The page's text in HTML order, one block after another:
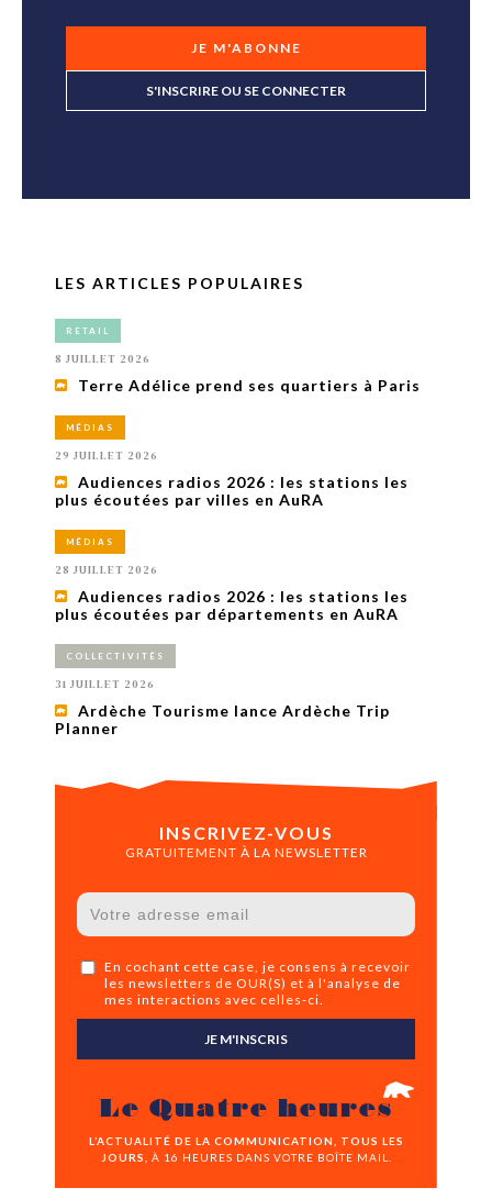
JE M'ABONNE
S'INSCRIRE OU SE CONNECTER
LES ARTICLES POPULAIRES
RETAIL
8 JUILLET 2026
Terre Adélice prend ses quartiers à Paris
MÉDIAS
29 JUILLET 2026
Audiences radios 2026 : les stations les
plus écoutées par villes en AuRA
MÉDIAS
28 JUILLET 2026
Audiences radios 2026 : les stations les
plus écoutées par départements en AuRA
COLLECTIVITÉS
31 JUILLET 2026
Ardèche Tourisme lance Ardèche Trip
Planner
INSCRIVEZ-VOUS
GRATUITEMENT À LA NEWSLETTER
En cochant cette case, je consens à recevoir
les newsletters de OUR(S) et à l'analyse de
mes interactions avec celles-ci.
JE M'INSCRIS
Le Quatre heures
L’ACTUALITÉ DE LA COMMUNICATION, TOUS LES
JOURS,
À 16 HEURES DANS VOTRE BOÎTE MAIL.